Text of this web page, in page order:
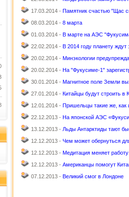
17.03.2014 - Памятник счастью "Щас
08.03.2014 - 8 марта
01.03.2014 - В марте на АЭС
22.02.2014 - В 2014 году планету
20.02.2014 - Минэкологии
20.02.2014 - На "Фукусиме-1"
30.01.2014 - Магнитное поле Земли
27.01.2014 - Китайцы будут строить в
12.01.2014 - Пришельцы такие же, как
22.12.2013 - На японской АЭС
13.12.2013 - Льды Антарктиды тают
12.12.2013 - Чем может обернуться
12.12.2013 - Медитация меняет работу
12.12.2013 - Американцы помогут
07.12.2013 - Великий смог в Лондоне